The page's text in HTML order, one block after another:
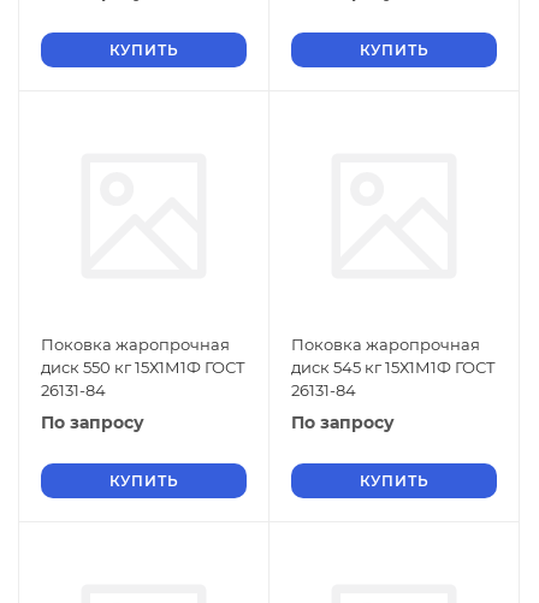
КУПИТЬ КУПИТЬ
Поковка жаропрочная
диск 550 кг 15Х1М1Ф ГОСТ
26131-84
По запросу
КУПИТЬ
Поковка жаропрочная
диск 545 кг 15Х1М1Ф ГОСТ
26131-84
По запросу
КУПИТЬ